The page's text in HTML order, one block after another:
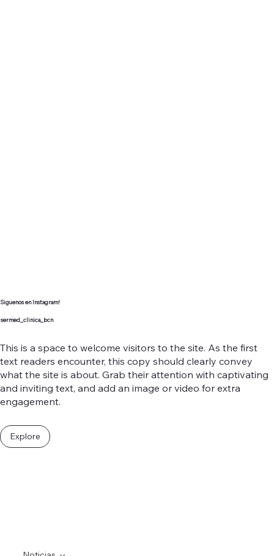
Siguenos en Instagram!
sermed_clinica_bcn
This is a space to welcome visitors to the site. As the first
text readers encounter, this copy should clearly convey
what the site is about. Grab their attention with captivating
and inviting text, and add an image or video for extra
engagement.
Explore